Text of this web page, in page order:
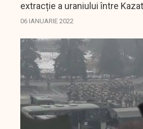
extracție a uraniului între
compania franceză Orano, nu
minier este departe de zonele...
06 IANUARIE 2022